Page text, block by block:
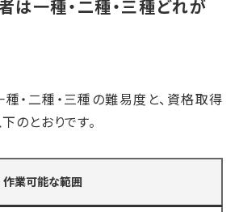
は一種・二種・三種どれが
・二種・三種の難易度と、資格取得
のとおりです。
作業可能な範囲